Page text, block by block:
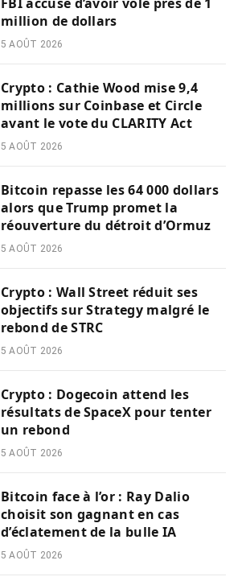
million de dollars
5 AOÛT 2026
Crypto : Cathie Wood mise 9,4
millions sur Coinbase et Circle
avant le vote du CLARITY Act
5 AOÛT 2026
Bitcoin repasse les 64 000 dollars
alors que Trump promet la
réouverture du détroit d’Ormuz
5 AOÛT 2026
Crypto : Wall Street réduit ses
objectifs sur Strategy malgré le
rebond de STRC
5 AOÛT 2026
Crypto : Dogecoin attend les
résultats de SpaceX pour tenter
un rebond
5 AOÛT 2026
Bitcoin face à l’or : Ray Dalio
choisit son gagnant en cas
d’éclatement de la bulle IA
5 AOÛT 2026